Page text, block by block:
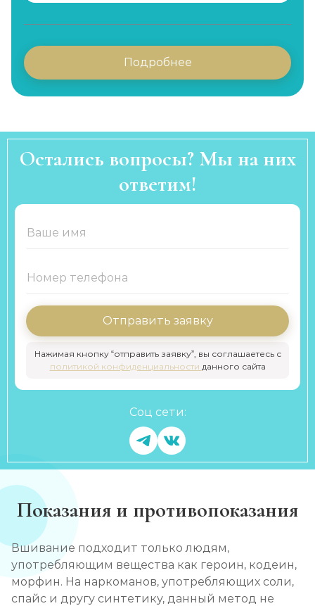
Подробнее
Остались вопросы? Мы на них
ответим!
Отправить заявку
Нажимая кнопку “отправить заявку”, вы соглашаетесь с
политикой конфиденциальности данного сайта
Соц сети:
Показания и противопоказания
Вшивание подходит только людям,
употребляющим вещества как героин, кодеин,
морфин. На наркоманов, употребляющих соли,
спайс и другу синтетику, данный метод не